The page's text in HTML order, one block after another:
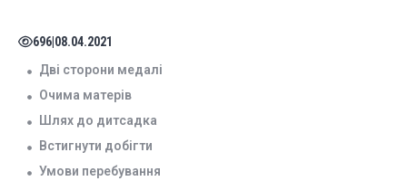
696 08.04.2021
Дві сторони медалі
Очима матерів
Шлях до дитсадка
Встигнути добігти
Умови перебування